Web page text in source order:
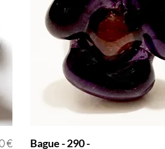
€
Bague - 290 -